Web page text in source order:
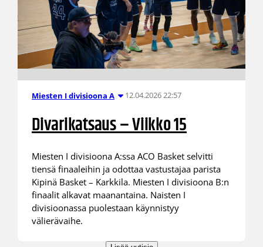
Miesten I divisioona A 12.04.2026 22:57
Divarikatsaus – Viikko 15
Miesten I divisioona A:ssa ACO Basket selvitti
tiensä finaaleihin ja odottaa vastustajaa parista
Kipinä Basket – Karkkila. Miesten I divisioona B:n
finaalit alkavat maanantaina. Naisten I
divisioonassa puolestaan käynnistyy
välierävaihe.